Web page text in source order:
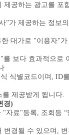
제공하는 광고를 포
”가 제공하는 정보
대가로 "이용자"
보다 효과적으로
식별코드이며, ID
제공받게 됩니다.
경)
자료"등록, 조회등 “
경될 수 있으며,